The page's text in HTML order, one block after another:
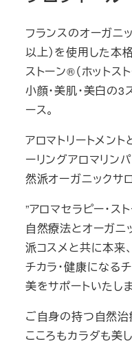
フランスのオーガニ
以上）を使用した本
ストーン®︎（ホットス
小顔・美肌・美白の3
ース。
アロマトリートメン
ーリングアロマリン
然派オーガニックサ
”アロマセラピー・ス
自然療法とオーガニ
派コスメと共に本来
チカラ・健康になる
美をサポートいたし
ご自身の持つ自然治
こころもカラダも美